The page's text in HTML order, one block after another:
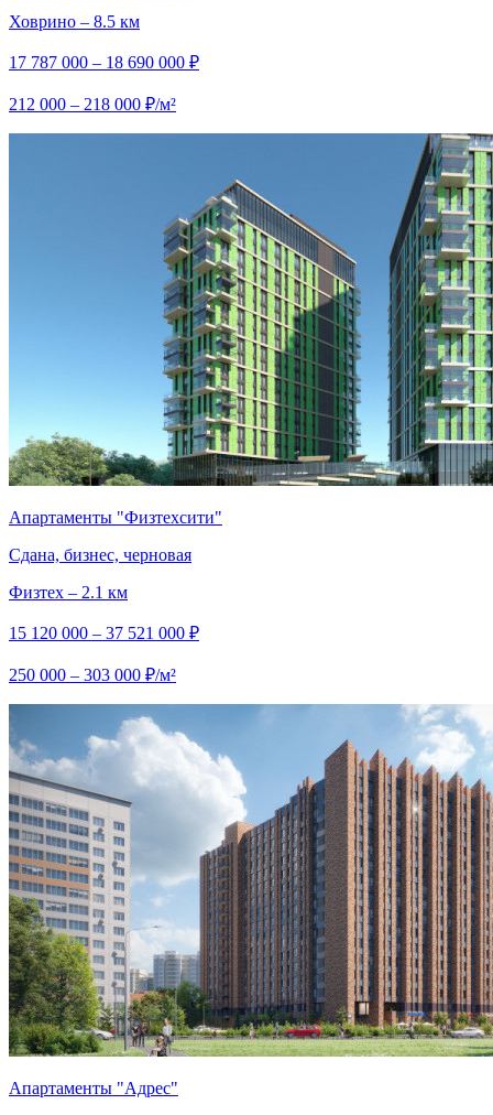
Ховрино – 8.5 км
17 787 000 – 18 690 000 ₽
212 000 – 218 000 ₽/м²
Апартаменты "Физтехсити"
Сдана, бизнес, черновая
Физтех – 2.1 км
15 120 000 – 37 521 000 ₽
250 000 – 303 000 ₽/м²
Апартаменты "Адрес"